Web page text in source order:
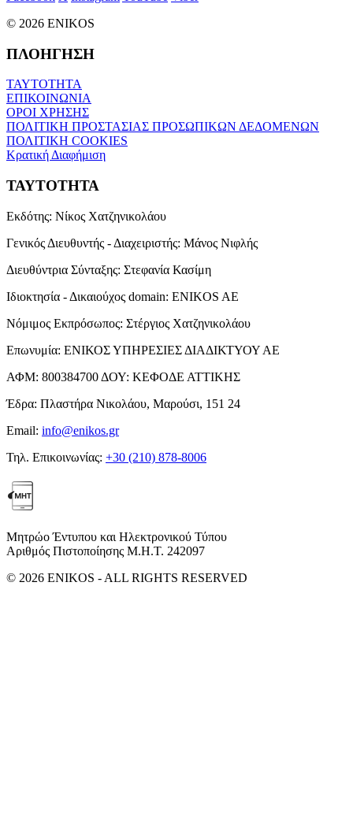
© 2026 ENIKOS
ΠΛΟΗΓΗΣΗ
ΤΑΥΤΟΤΗΤΑ
ΕΠΙΚΟΙΝΩΝΙΑ
ΟΡΟΙ ΧΡΗΣΗΣ
ΠΟΛΙΤΙΚΗ ΠΡΟΣΤΑΣΙΑΣ ΠΡΟΣΩΠΙΚΩΝ ΔΕΔΟΜΕΝΩΝ
ΠΟΛΙΤΙΚΗ COOKIES
Κρατική Διαφήμιση
ΤΑΥΤΟΤΗΤΑ
Εκδότης: Νίκος Χατζηνικολάου
Γενικός Διευθυντής - Διαχειριστής: Μάνος Νιφλής
Διευθύντρια Σύνταξης: Στεφανία Κασίμη
Ιδιοκτησία - Δικαιούχος domain: ENIKOS AE
Νόμιμος Εκπρόσωπος: Στέργιος Χατζηνικολάου
Επωνυμία: ΕΝΙΚΟΣ ΥΠΗΡΕΣΙΕΣ ΔΙΑΔΙΚΤΥΟΥ ΑΕ
ΑΦΜ: 800384700 ΔΟΥ: ΚΕΦΟΔΕ ΑΤΤΙΚΗΣ
Έδρα: Πλαστήρα Νικολάου, Μαρούσι, 151 24
Email: info@enikos.gr
Τηλ. Επικοινωνίας: +30 (210) 878-8006
Μητρώο Έντυπου και Ηλεκτρονικού Τύπου
Αριθμός Πιστοποίησης Μ.Η.Τ. 242097
© 2026 ENIKOS - ALL RIGHTS RESERVED